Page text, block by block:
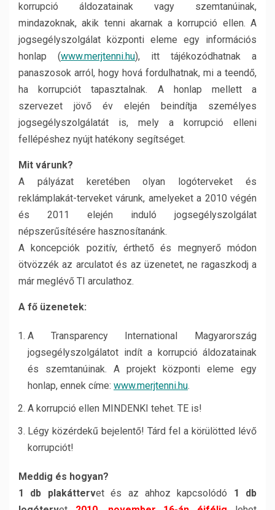
korrupció áldozatainak vagy szemtanúinak,
mindazoknak, akik tenni akarnak a korrupció ellen. A
jogsegélyszolgálat központi eleme egy információs
honlap (www.merjtenni.hu), itt tájékozódhatnak a
panaszosok arról, hogy hová fordulhatnak, mi a teendő,
ha korrupciót tapasztalnak. A honlap mellett a
szervezet jövő év elején beindítja személyes
jogsegélyszolgálatát is, mely a korrupció elleni
fellépéshez nyújt hatékony segítséget.
Mit várunk?
A pályázat keretében olyan logóterveket és
reklámplakát-terveket várunk, amelyeket a 2010 végén
és 2011 elején induló jogsegélyszolgálat
népszerűsítésére hasznosítanánk.
A koncepciók pozitív, érthető és megnyerő módon
ötvözzék az arculatot és az üzenetet, ne ragaszkodj a
már meglévő TI arculathoz.
A fő üzenetek:
A Transparency International Magyarország
jogsegélyszolgálatot indít a korrupció áldozatainak
és szemtanúinak. A projekt központi eleme egy
honlap, ennek címe: www.merjtenni.hu.
A korrupció ellen MINDENKI tehet. TE is!
Légy közérdekű bejelentő! Tárd fel a körülötted lévő
korrupciót!
Meddig és hogyan?
1 db plakáttervet és az ahhoz kapcsolódó 1 db